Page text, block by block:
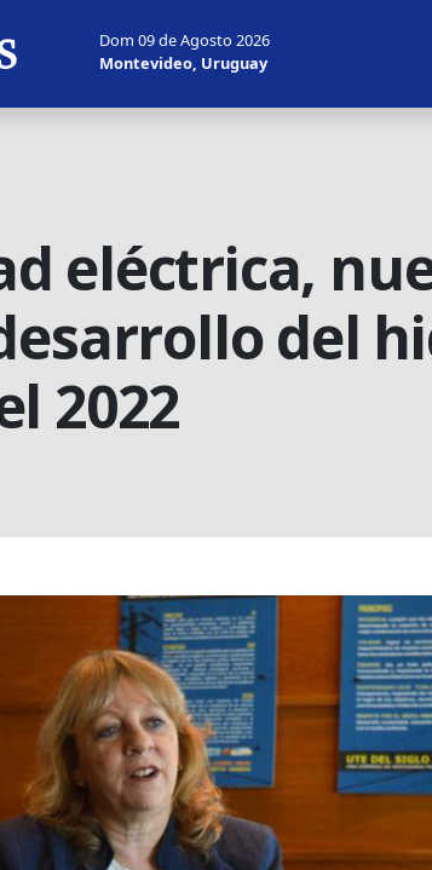
Dom 09 de Agosto 2026
Montevideo, Uruguay
eléctrica,
del
2022